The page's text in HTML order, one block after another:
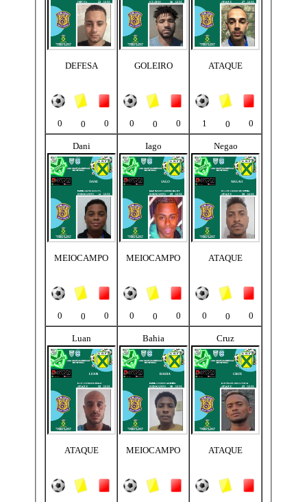
DEFESA
0 0 0
GOLEIRO
0 0 0
ATAQUE
1 0 0
Dani
MEIOCAMPO
0 0 0
Iago
MEIOCAMPO
0 0 0
Negao
ATAQUE
0 0 0
Luan
ATAQUE
Bahia
MEIOCAMPO
Cruz
ATAQUE